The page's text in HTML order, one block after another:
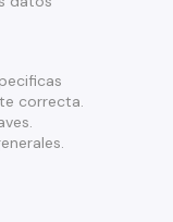
correcta.